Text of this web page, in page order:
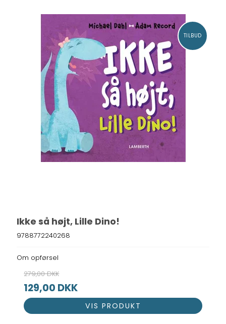
TILBUD
Ikke så højt, Lille Dino!
9788772240268
Om opførsel
279,00 DKK
129,00 DKK
VIS PRODUKT